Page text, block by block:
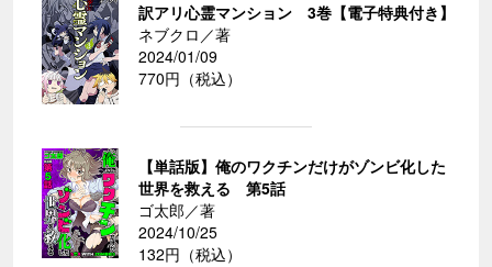
訳アリ心霊マンション 3巻【電子特典付き】
ネブクロ／著
2024/01/09
770円（税込）
【単話版】俺のワクチンだけがゾンビ化した
世界を救える 第5話
ゴ太郎／著
2024/10/25
132円（税込）